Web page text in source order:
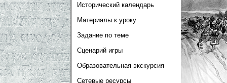
Исторический календарь
Материалы к уроку
Задание по теме
Сценарий игры
Образовательная экскурсия
Сетевые ресурсы